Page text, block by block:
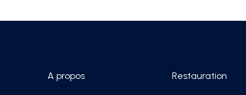
A propos Restauration